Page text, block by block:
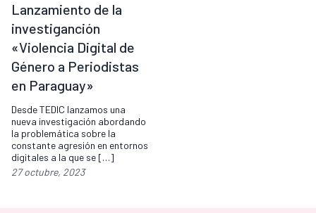
Lanzamiento de la
investiganción
«Violencia Digital de
Género a Periodistas
en Paraguay»
Desde TEDIC lanzamos una
nueva investigación abordando
la problemática sobre la
constante agresión en entornos
digitales a la que se […]
27 octubre, 2023